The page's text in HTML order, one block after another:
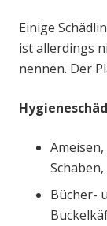
Einige
ist allerdings
nennen. Der
Bücher-